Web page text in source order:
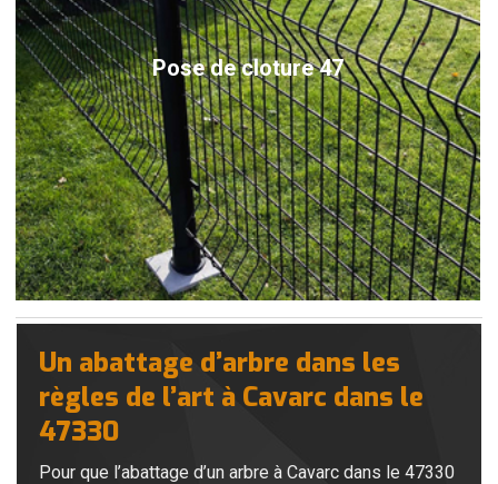
Pose de cloture 47
Un abattage d’arbre dans les
règles de l’art à Cavarc dans le
47330
Pour que l’abattage d’un arbre à Cavarc dans le 47330